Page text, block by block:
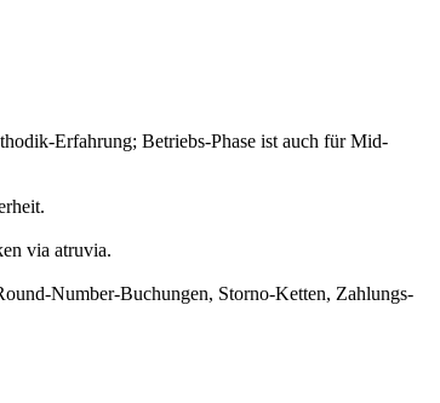
Erfahrung; Betriebs-Phase ist auch für Mid-
via atruvia.
Number-Buchungen, Storno-Ketten, Zahlungs-